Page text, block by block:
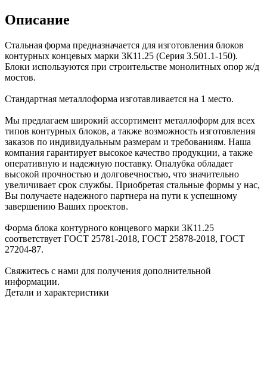
Описание
Стальная форма предназначается для изготовления блоков
контурных концевых марки 3К11.25 (Серия 3.501.1-150).
Блоки используются при строительстве монолитных опор ж/д
мостов.
Стандартная металлоформа изготавливается на 1 место.
Мы предлагаем широкий ассортимент металлоформ для всех
типов контурных блоков, а также возможность изготовления
заказов по индивидуальным размерам и требованиям. Наша
компания гарантирует высокое качество продукции, а также
оперативную и надежную поставку. Опалубка обладает
высокой прочностью и долговечностью, что значительно
увеличивает срок службы. Приобретая стальные формы у нас,
Вы получаете надежного партнера на пути к успешному
завершению Ваших проектов.
Форма блока контурного концевого марки 3К11.25
соответствует ГОСТ 25781-2018, ГОСТ 25878-2018, ГОСТ
27204-87.
Свяжитесь с нами для получения дополнительной
информации.
Детали и характеристики